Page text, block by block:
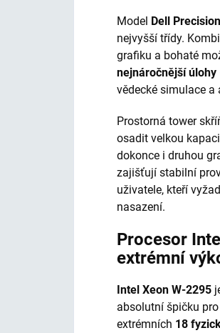
Model Dell
nejvyšší třídy.
grafiku a bohaté
nejnáročnější úlohy
vědecké simulace a
Prostorná tower
osadit velkou
dokonce i druhou
zajišťují stabilní
uživatele, kteří
nasazení.
Procesor
extrémní
Intel Xeon W-2295
absolutní špičku
extrémních 18